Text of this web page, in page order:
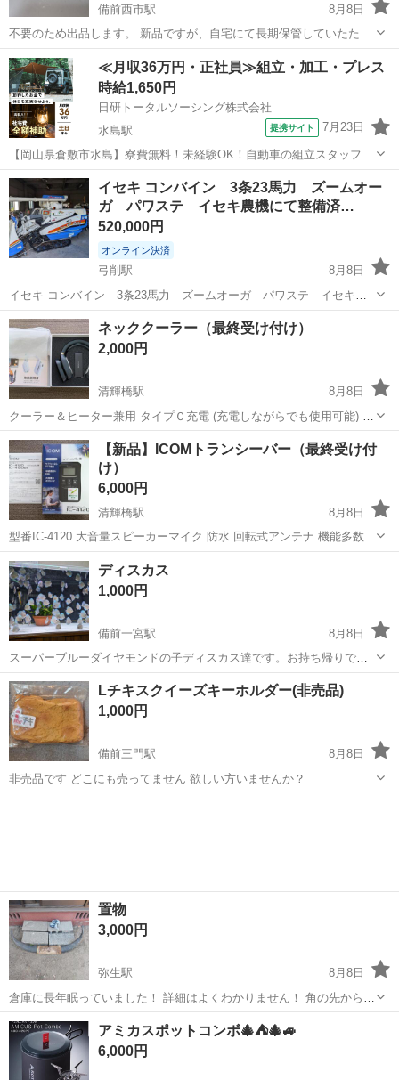
備前西市駅
8月8日
不要のため出品します。 新品ですが、自宅にて長期保管していたた
め、小傷等ございます。 御了承ください。 サイズ6mm×7mm
岡山 岡山市 備前西市駅 その他 KTC
≪月収36万円・正社員≫組立・加工・プレス
時給1,650円
日研トータルソーシング株式会社
水島駅
提携サイト 7月23日
【岡山県倉敷市水島】寮費無料！未経験OK！自動車の組立スタッフ
《お仕事No.NS0089》 お仕事について 車の組立作業です。専用レール
に乗って流れてくる車の骨組みに、車内外の各部品・ハンドル・足回
り・ドア・シートなどの各...
岡山 倉敷市 水島駅 その他
イセキ コンバイン 3条23馬力 ズームオー
ガ パワステ イセキ農機にて整備済…
520,000円
オンライン決済
弓削駅
8月8日
イセキ コンバイン 3条23馬力 ズームオーガ パワステ イセキ農
機で予備機として整備済み イセキより購入 即使用 配送可能 程
度良 各所動作確認済みです 持ち帰り点検してます。型式
HVG323G-ZKWC 374時間 多...
岡山 赤磐市 弓削駅
ネッククーラー（最終受け付け）
2,000円
清輝橋駅
8月8日
クーラー＆ヒーター兼用 タイプＣ充電 (充電しながらでも使用可能) ６
段階温度調節 デジタル電池残量表示 デジタル温度表示 重量0.23㎏
岡山 岡山市 清輝橋駅 その他
【新品】ICOMトランシーバー（最終受け付
け）
6,000円
清輝橋駅
8月8日
型番IC-4120 大音量スピーカーマイク 防水 回転式アンテナ 機能多数
通話距離(最大２Km) 単3電池で約８０時間 重量１１６ｇ チャンネル２
０ch 中継２７ch
岡山 岡山市
ディスカス
1,000円
備前一宮駅
8月8日
スーパーブルーダイヤモンドの子ディスカス達です。お持ち帰りでお
願いします。連絡をいただければ、詳しい引き渡しなどをお知らせい
たします。たくさんいるので、欲しいものを早い者勝ちでお渡しした
いと思います。ディスカスの入門にはうっ...
岡山 岡山市 備前一宮駅 その他
Lチキスクイーズキーホルダー(非売品)
1,000円
備前三門駅
8月8日
非売品です どこにも売ってません 欲しい方いませんか？
置物
3,000円
弥生駅
8月8日
倉庫に長年眠っていました！ 詳細はよくわかりません！ 角の先から先
が直線で95センチくらいです。
岡山 倉敷市 その他 置物
アミカスポットコンボ🎄⛺🎄🚙
6,000円